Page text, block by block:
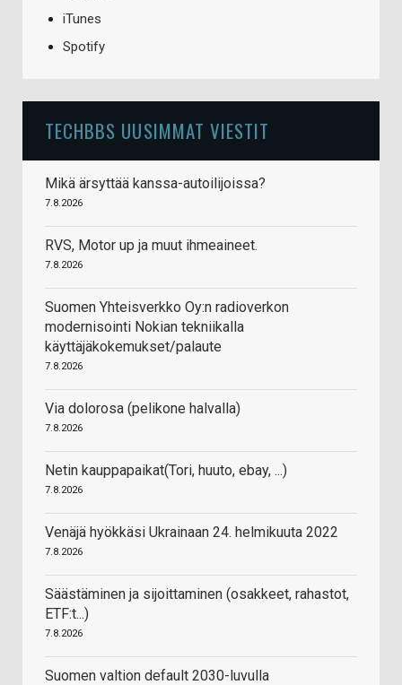
iTunes
Spotify
TECHBBS UUSIMMAT VIESTIT
Mikä ärsyttää kanssa-autoilijoissa?
7.8.2026
RVS, Motor up ja muut ihmeaineet.
7.8.2026
Suomen Yhteisverkko Oy:n radioverkon
modernisointi Nokian tekniikalla
käyttäjäkokemukset/palaute
7.8.2026
Via dolorosa (pelikone halvalla)
7.8.2026
Netin kauppapaikat(Tori, huuto, ebay, ...)
7.8.2026
Venäjä hyökkäsi Ukrainaan 24. helmikuuta 2022
7.8.2026
Säästäminen ja sijoittaminen (osakkeet, rahastot,
ETF:t...)
7.8.2026
Suomen valtion default 2030-luvulla